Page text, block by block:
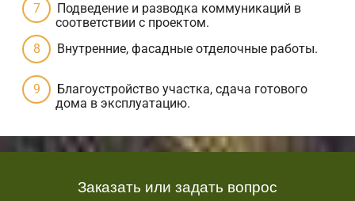
Подведение и разводка коммуникаций в
соответствии с проектом.
Внутренние, фасадные отделочные работы.
Благоустройство участка, сдача готового
дома в эксплуатацию.
Заказать или задать вопрос